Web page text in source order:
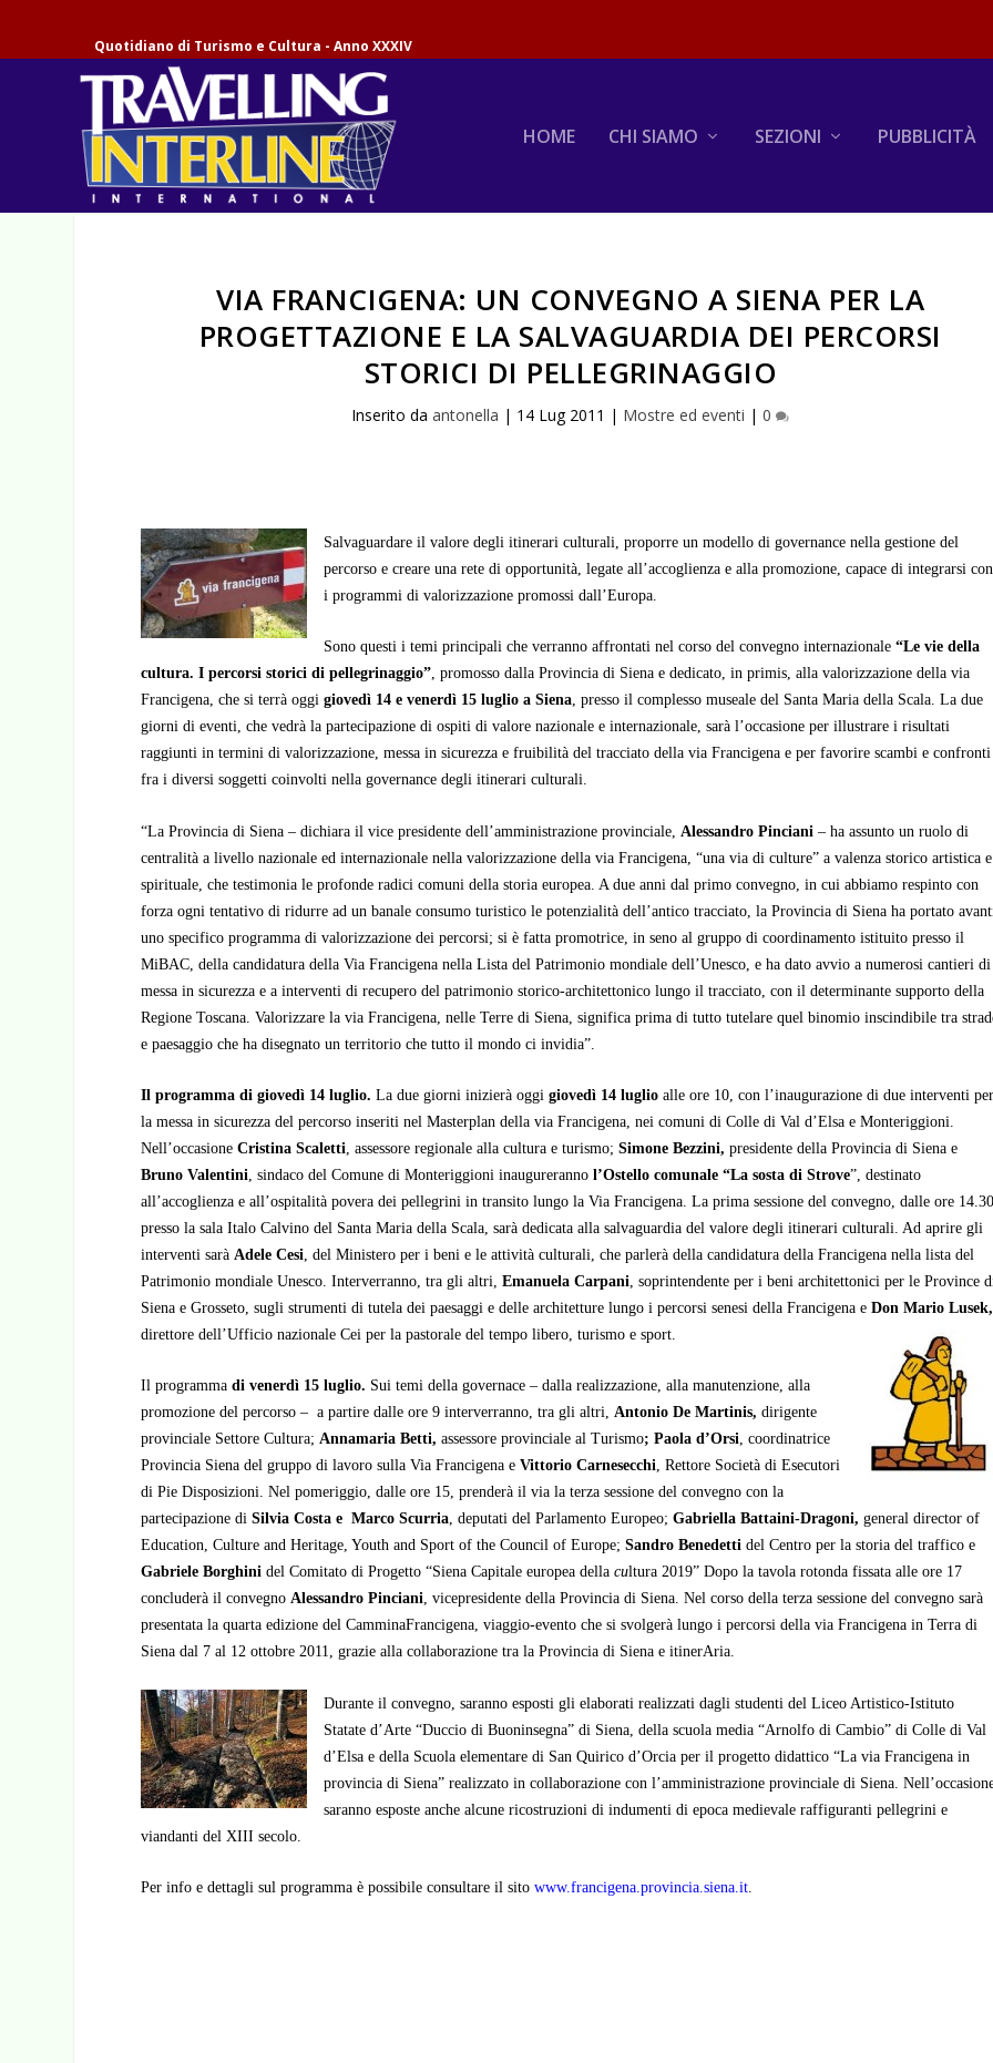
Quotidiano di Turismo e Cultura - Anno XXXIV
HOME CHI SIAMO SEZIONI PUBBLICITÀ
VIA FRANCIGENA: UN CONVEGNO A SIENA PER LA
PROGETTAZIONE E LA SALVAGUARDIA DEI PERCORSI
STORICI DI PELLEGRINAGGIO
Inserito daantonella | 14 Lug 2011 | Mostre ed eventi |0
Salvaguardare il valore degli itinerari culturali, proporre un modello di governance nella gestione del
percorso e creare una rete di opportunità, legate all’accoglienza e alla promozione, capace di integrarsi con
i programmi di valorizzazione promossi dall’Europa.
Sono questi i temi principali che verranno affrontati nel corso del convegno internazionale“Le vie della
cultura. I percorsi storici di pellegrinaggio”, promosso dalla Provincia di Siena e dedicato, in primis, alla valorizzazione della via
Francigena, che si terrà oggigiovedì 14 e venerdì 15 luglio a Siena, presso il complesso museale del Santa Maria della Scala. La due
giorni di eventi, che vedrà la partecipazione di ospiti di valore nazionale e internazionale, sarà l’occasione per illustrare i risultati
raggiunti in termini di valorizzazione, messa in sicurezza e fruibilità del tracciato della via Francigena e per favorire scambi e confronti
fra i diversi soggetti coinvolti nella governance degli itinerari culturali.
“La Provincia di Siena – dichiara il vice presidente dell’amministrazione provinciale, Alessandro Pinciani– ha assunto un ruolo di
centralità a livello nazionale ed internazionale nella valorizzazione della via Francigena, “una via di culture” a valenza storico artistica e
spirituale, che testimonia le profonde radici comuni della storia europea. A due anni dal primo convegno, in cui abbiamo respinto con
forza ogni tentativo di ridurre ad un banale consumo turistico le potenzialità dell’antico tracciato, la Provincia di Siena ha portato
uno specifico programma di valorizzazione dei percorsi; si è fatta promotrice, in seno al gruppo di coordinamento istituito presso il
MiBAC, della candidatura della Via Francigena nella Lista del Patrimonio mondiale dell’Unesco, e ha dato avvio a numerosi cantieri di
messa in sicurezza e a interventi di recupero del patrimonio storico-architettonico lungo il tracciato, con il determinante supporto della
Regione Toscana. Valorizzare la via Francigena, nelle Terre di Siena, significa prima di tutto tutelare quel binomio inscindibile tra
e paesaggio che ha disegnato un territorio che tutto il mondo ci invidia”.
Il programma di giovedì 14 luglio.La due giorni inizierà oggigiovedì 14 luglio alle ore 10, con l’inaugurazione di due interventi
la messa in sicurezza del percorso inseriti nel Masterplan della via Francigena, nei comuni di Colle di Val d’Elsa e Monteriggioni.
Nell’occasioneCristina Scaletti , assessore regionale alla cultura e turismo;Simone Bezzini, presidente della Provincia di Siena e
Bruno Valentini , sindaco del Comune di Monteriggioni inaugurerannol’Ostello comunale “La sosta di Strove”, destinato
all’accoglienza e all’ospitalità povera dei pellegrini in transito lungo la Via Francigena. La prima sessione del convegno, dalle ore
presso la sala Italo Calvino del Santa Maria della Scala, sarà dedicata alla salvaguardia del valore degli itinerari culturali. Ad aprire gli
interventi sarà Adele Cesi , del Ministero per i beni e le attività culturali, che parlerà della candidatura della Francigena nella lista del
Patrimonio mondiale Unesco. Interverranno, tra gli altri,Emanuela Carpani , soprintendente per i beni architettonici per le Province
Siena e Grosseto, sugli strumenti di tutela dei paesaggi e delle architetture lungo i percorsi senesi della Francigena eDon Mario Lusek,
direttore dell’Ufficio nazionale Cei per la pastorale del tempo libero, turismo e sport.
Il programma di venerdì 15 luglio. Sui temi della governace – dalla realizzazione, alla manutenzione, alla
promozione del percorso – a partire dalle ore 9 interverranno, tra gli altri,Antonio De Martinis,dirigente
provinciale Settore Cultura;Annamaria Betti, assessore provinciale al Turismo; Paola d’Orsi, coordinatrice
Provincia Siena del gruppo di lavoro sulla Via Francigena e Vittorio Carnesecchi, Rettore Società di Esecutori
di Pie Disposizioni. Nel pomeriggio, dalle ore 15, prenderà il via la terza sessione del convegno con la
partecipazione diSilvia Costa e Marco Scurria, deputati del Parlamento Europeo; Gabriella Battaini-Dragoni, general director of
Education, Culture and Heritage, Youth and Sport of the Council of Europe; Sandro Benedetti del Centro per la storia del traffico e
Gabriele Borghini del Comitato di Progetto “Siena Capitale europea della cultura 2019” Dopo la tavola rotonda fissata alle ore 17
concluderà il convegnoAlessandro Pinciani, vicepresidente della Provincia di Siena. Nel corso della terza sessione del convegno sarà
presentata la quarta edizione del CamminaFrancigena, viaggio-evento che si svolgerà lungo i percorsi della via Francigena in Terra di
Siena dal 7 al 12 ottobre 2011, grazie alla collaborazione tra la Provincia di Siena e itinerAria.
Durante il convegno, saranno esposti gli elaborati realizzati dagli studenti del Liceo Artistico-Istituto
Statate d’Arte “Duccio di Buoninsegna” di Siena, della scuola media “Arnolfo di Cambio” di Colle di Val
d’Elsa e della Scuola elementare di San Quirico d’Orcia per il progetto didattico “La via Francigena in
provincia di Siena” realizzato in collaborazione con l’amministrazione provinciale di Siena.
saranno esposte anche alcune ricostruzioni di indumenti di epoca medievale raffiguranti pellegrini e
viandanti del XIII secolo.
Per info e dettagli sul programma è possibile consultare il sitowww.francigena.provincia.siena.it.